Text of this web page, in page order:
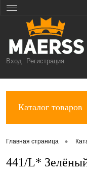
Вход Регистрация
Каталог товаров
Главная страница •
441/L*